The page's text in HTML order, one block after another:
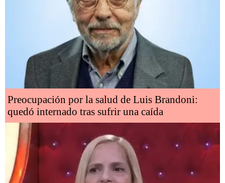
Preocupación por la salud de Luis Brandoni:
quedó internado tras sufrir una caída